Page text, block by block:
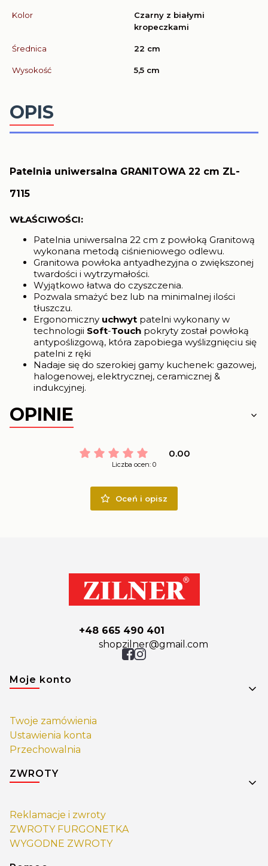
Kolor
Czarny z białymi
kropeczkami
Średnica 22 cm
Wysokość 5,5 cm
OPIS
Patelnia uniwersalna GRANITOWA 22 cm ZL-
7115
WŁAŚCIWOŚCI:
Patelnia uniwersalna 22 cm z powłoką Granitową
wykonana metodą ciśnieniowego odlewu.
Granitowa powłoka antyadhezyjna o zwiększonej
twardości i wytrzymałości.
Wyjątkowo łatwa do czyszczenia.
Pozwala smażyć bez lub na minimalnej ilości
tłuszczu.
Ergonomiczny uchwyt patelni wykonany w
technologii Soft-Touch pokryty został powłoką
antypoślizgową, która zapobiega wyślizgnięciu się
patelni z ręki
Nadaje się do szerokiej gamy kuchenek: gazowej,
halogenowej, elektrycznej, ceramicznej &
indukcyjnej.
OPINIE
0.00
Liczba ocen: 0
Oceń i opisz
+48 665 490 401
shopzilner@gmail.com
Linki w stopce
Moje konto
Twoje zamówienia
Ustawienia konta
Przechowalnia
ZWROTY
Reklamacje i zwroty
ZWROTY FURGONETKA
WYGODNE ZWROTY